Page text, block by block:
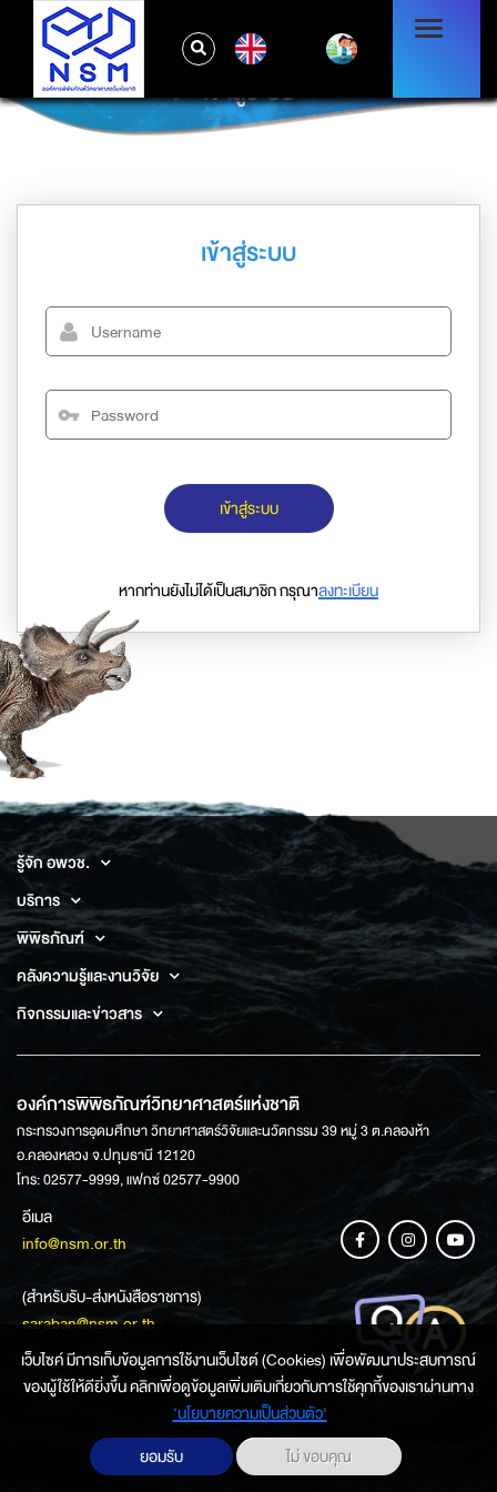
เข้าสู่ระบบ
เข้าสู่ระบบ
เข้าสู่ระบบ
หากท่านยังไม่ได้เป็นสมาชิก กรุณาลงทะเบียน
รู้จัก อพวช.
บริการ
พิพิธภัณฑ์
คลังความรู้และงานวิจัย
กิจกรรมและข่าวสาร
องค์การพิพิธภัณฑ์วิทยาศาสตร์แห่งชาติ
กระทรวงการอุดมศึกษา วิทยาศาสตร์วิจัยและนวัตกรรม 39 หมู่ 3 ต.คลองห้า
อ.คลองหลวง จ.ปทุมธานี 12120
โทร: 02577-9999, แฟกซ์ 02577-9900
อีเมล
info@nsm.or.th
(สำหรับรับ-ส่งหนังสือราชการ)
saraban@nsm.or.th
ช่องทางการสอบถามข้อมูล
เว็บไซค์ มีการเก็บข้อมูลการใช้งานเว็บไซต์ (Cookies) เพื่อพัฒนาประสบการณ์
ของผู้ใช้ให้ดียิ่งขึ้น คลิกเพื่อดูข้อมูลเพิ่มเติมเกี่ยวกับการใช้คุกกี้ของเราผ่านทาง
‘นโยบายความเป็นส่วนตัว'
ยอมรับ
ไม่ ขอบคุณ